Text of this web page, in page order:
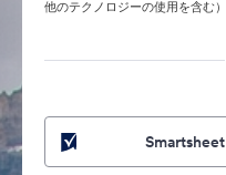
他のテクノロジーの使用を含む